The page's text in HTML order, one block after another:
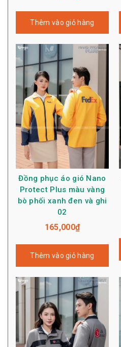
Thêm vào giỏ hàng
Đồng phục áo gió Nano
Protect Plus màu vàng
bò phối xanh đen và ghi
02
165,000₫
Thêm vào giỏ hàng